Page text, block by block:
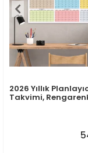
2026 Yıllık
Takvimi,